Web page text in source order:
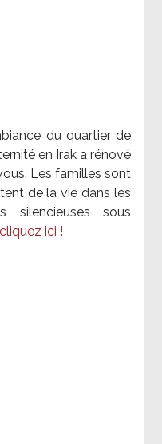
du quartier de
en Irak a rénové
Les familles sont
de la vie dans les
silencieuses sous
ici !